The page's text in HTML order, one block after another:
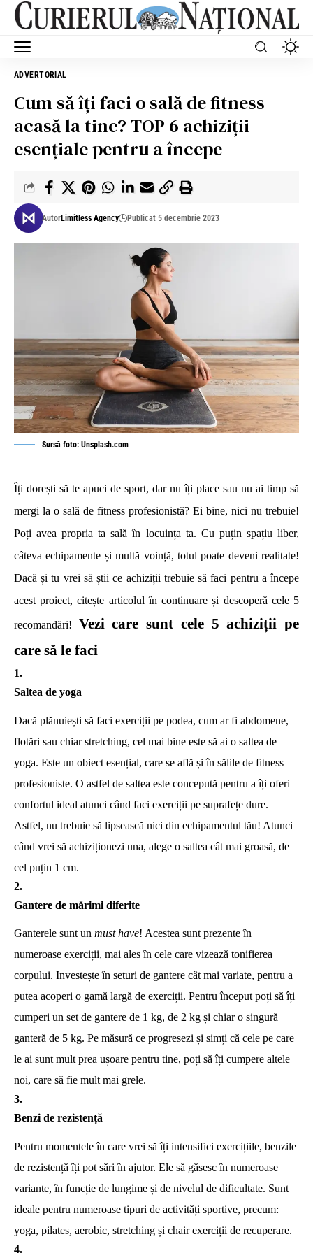
ADVERTORIAL
Cum să îți faci o sală de fitness
acasă la tine? TOP 6 achiziții
esențiale pentru a începe
AutorLimitless Agency Publicat 5 decembrie 2023
Sursă foto: Unsplash.com
Îți dorești să te apuci de sport, dar nu îți place sau nu ai timp să
mergi la o sală de fitness profesionistă? Ei bine, nici nu trebuie!
Poți avea propria ta sală în locuința ta. Cu puțin spațiu liber,
câteva echipamente și multă voință, totul poate deveni realitate!
Dacă și tu vrei să știi ce achiziții trebuie să faci pentru a începe
acest proiect, citește articolul în continuare și descoperă cele 5
recomandări! Vezi care sunt cele 5 achiziții pe
care să le faci
Saltea de yoga
Dacă plănuiești să faci exerciții pe podea, cum ar fi abdomene,
flotări sau chiar stretching, cel mai bine este să ai o saltea de
yoga. Este un obiect esențial, care se află și în sălile de fitness
profesioniste. O astfel de saltea este concepută pentru a îți oferi
confortul ideal atunci când faci exerciții pe suprafețe dure.
Astfel, nu trebuie să lipsească nici din echipamentul tău! Atunci
când vrei să achiziționezi una, alege o saltea cât mai groasă, de
cel puțin 1 cm.
Gantere de mărimi diferite
Ganterele sunt un must have! Acestea sunt prezente în
numeroase exerciții, mai ales în cele care vizează tonifierea
corpului. Investește în seturi de gantere cât mai variate, pentru a
putea acoperi o gamă largă de exerciții. Pentru început poți să îți
cumperi un set de gantere de 1 kg, de 2 kg și chiar o singură
ganteră de 5 kg. Pe măsură ce progresezi și simți că cele pe care
le ai sunt mult prea ușoare pentru tine, poți să îți cumpere altele
noi, care să fie mult mai grele.
Benzi de rezistență
Pentru momentele în care vrei să îți intensifici exercițiile, benzile
de rezistență îți pot sări în ajutor. Ele să găsesc în numeroase
variante, în funcție de lungime și de nivelul de dificultate. Sunt
ideale pentru numeroase tipuri de activități sportive, precum:
yoga, pilates, aerobic, stretching și chair exerciții de recuperare.